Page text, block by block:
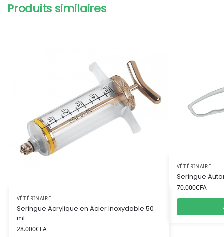
Produits similaires
VÉTÉRINAIRE
Seringue Acrylique en Acier Inoxydable 50
ml
28.000CFA
VÉTÉRINAIRE
Seringue
70.000CFA